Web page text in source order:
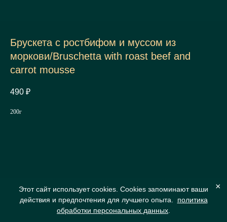
Брускета с ростбифом и муссом из
моркови/Bruschetta with roast beef and
carrot mousse
490 ₽
200г
×
Этот сайт использует cookies. Cookies запоминают ваши
действия и предпочтения для лучшего опыта.
политика
обработки персональных данных